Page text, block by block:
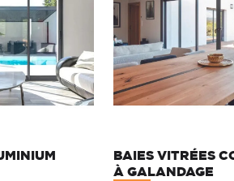
BAIES VITRÉES
À GALANDAGE